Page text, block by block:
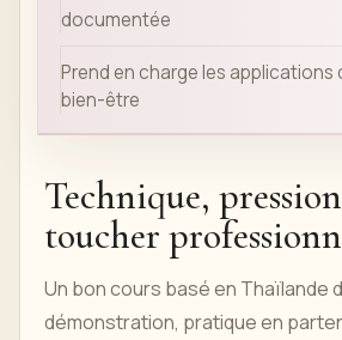
documentée
Prend en charge les applications
bien-être
Technique,
toucher
Un bon cours basé en Thaïlande
démonstration, pratique en